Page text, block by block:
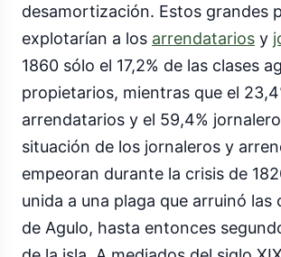
desamortización. Estos grandes
explotarían a los arrendatarios y
1860 sólo el 17,2% de las clases
propietarios, mientras que el
arrendatarios y el 59,4%
situación de los jornaleros y
empeoran durante la crisis de
unida a una plaga que arruinó las
de Agulo, hasta entonces